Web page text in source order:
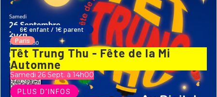
6€ enfant / 1€ parent
Paris
Têt Trung Thu - Fête de la Mi
Automne
Samedi 26 Sept. à 14h00
PLUS D'INFOS